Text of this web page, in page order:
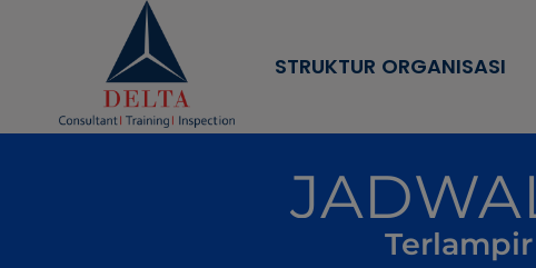
STRUKTUR ORGANISASI